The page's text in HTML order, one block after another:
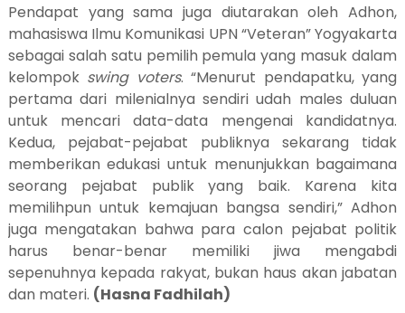
Pendapat yang sama juga diutarakan oleh Adhon,
mahasiswa Ilmu Komunikasi UPN “Veteran”Yogyakarta
sebagai salah satu pemilih pemula yang masuk dalam
kelompok swing voters. “Menurut pendapatku, yang
pertama dari milenialnya sendiri udah males duluan
untuk mencari data-data mengenai kandidatnya.
Kedua,pejabat-pejabat publiknya sekarang tidak
memberikan edukasi untuk menunjukkan bagaimana
seorang pejabat publik yang baik. Karena kita
memilihpun untuk kemajuan bangsa sendiri,”Adhon
juga mengatakan bahwa para calon pejabat politik
harus benar-benar memiliki jiwa mengabdi
sepenuhnya kepada rakyat, bukan haus akan jabatan
dan materi. (Hasna Fadhilah)